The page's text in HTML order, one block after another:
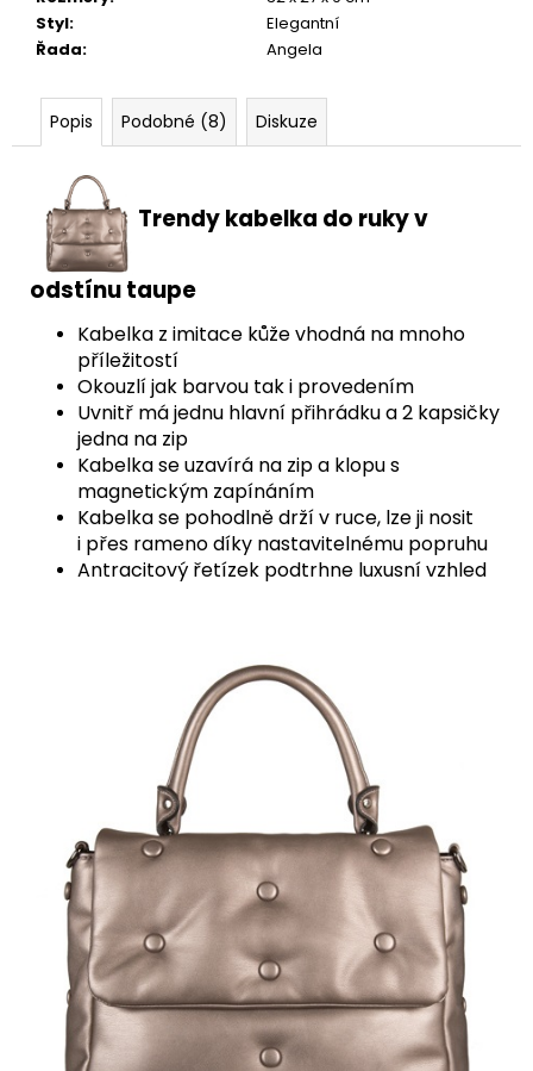
Styl:
Elegantní
Řada: Angela
Popis Podobné (8) Diskuze
Trendy kabelka do ruky v
odstínu taupe
Kabelka z imitace kůže vhodná na mnoho
příležitostí
Okouzlí jak barvou tak i provedením
Uvnitř má jednu hlavní přihrádku a 2 kapsičky
jedna na zip
Kabelka se uzavírá na zip a klopu s
magnetickým zapínáním
Kabelka se pohodlně drží v ruce, lze ji nosit
i přes rameno díky nastavitelnému popruhu
Antracitový řetízek podtrhne luxusní vzhled